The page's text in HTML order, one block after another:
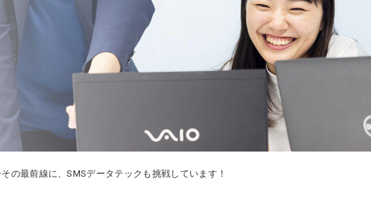
の最前線に、SMSデータテックも挑戦しています！